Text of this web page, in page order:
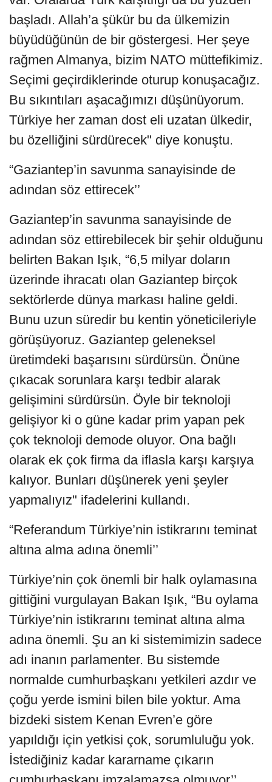
başladı. Allah’a şükür bu da ülkemizin
büyüdüğünün de bir göstergesi. Her şeye
rağmen Almanya, bizim NATO müttefikimiz.
Seçimi geçirdiklerinde oturup konuşacağız.
Bu sıkıntıları aşacağımızı düşünüyorum.
Türkiye her zaman dost eli uzatan ülkedir,
bu özelliğini sürdürecek" diye konuştu.
“Gaziantep’in savunma sanayisinde de
adından söz ettirecek’’
Gaziantep’in savunma sanayisinde de
adından söz ettirebilecek bir şehir olduğunu
belirten Bakan Işık, “6,5 milyar doların
üzerinde ihracatı olan Gaziantep birçok
sektörlerde dünya markası haline geldi.
Bunu uzun süredir bu kentin yöneticileriyle
görüşüyoruz. Gaziantep geleneksel
üretimdeki başarısını sürdürsün. Önüne
çıkacak sorunlara karşı tedbir alarak
gelişimini sürdürsün. Öyle bir teknoloji
gelişiyor ki o güne kadar prim yapan pek
çok teknoloji demode oluyor. Ona bağlı
olarak ek çok firma da iflasla karşı karşıya
kalıyor. Bunları düşünerek yeni şeyler
yapmalıyız" ifadelerini kullandı.
“Referandum Türkiye’nin istikrarını teminat
altına alma adına önemli’’
Türkiye’nin çok önemli bir halk oylamasına
gittiğini vurgulayan Bakan Işık, “Bu oylama
Türkiye’nin istikrarını teminat altına alma
adına önemli. Şu an ki sistemimizin sadece
adı inanın parlamenter. Bu sistemde
normalde cumhurbaşkanı yetkileri azdır ve
çoğu yerde ismini bilen bile yoktur. Ama
bizdeki sistem Kenan Evren’e göre
yapıldığı için yetkisi çok, sorumluluğu yok.
İstediğiniz kadar kararname çıkarın